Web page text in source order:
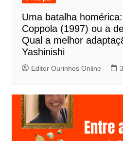
Uma batalha
Coppola (1997) ou a
Qual a melhor
Yashinishi
Editor Ourinhos Online